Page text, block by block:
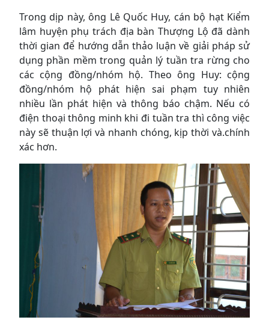
Trong dịp này, ông Lê Quốc Huy, cán bộ hạt Kiểm
lâm huyện phụ trách địa bàn Thượng Lộ đã dành
thời gian để hướng dẫn thảo luận về giải pháp sử
dụng phần mềm trong quản lý tuần tra rừng cho
các cộng đồng/nhóm hộ. Theo ông Huy: cộng
đồng/nhóm hộ phát hiện sai phạm tuy nhiên
nhiều lần phát hiện và thông báo chậm. Nếu có
điện thoại thông minh khi đi tuần tra thì công việc
này sẽ thuận lợi và nhanh chóng, kịp thời và.chính
xác hơn.